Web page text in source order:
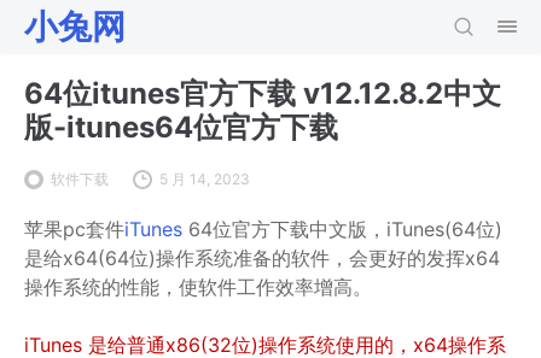
小兔网
64位itunes官方下载 v12.12.8.2中文
版-itunes64位官方下载
软件下载 5 月 14, 2023
苹果pc套件iTunes 64位官方下载中文版，iTunes(64位)
是给x64(64位)操作系统准备的软件，会更好的发挥x64
操作系统的性能，使软件工作效率增高。
iTunes 是给普通x86(32位)操作系统使用的，x64操作系